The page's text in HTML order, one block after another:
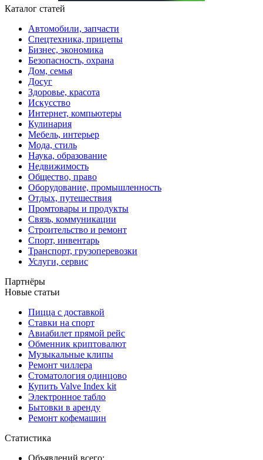
Каталог статей
Автомобили, запчасти
Спецтехника, прицепы
Бизнес, экономика
Безопасность, охрана
Дом, семья
Досуг
Здоровье, красота
Искусство
Интернет, компьютеры
Кулинария
Мебель, интерьер
Мода, стиль
Наука, образование
Недвижимость
Общество, право
Оборудование, промышленность
Отдых, путешествия
Промтовары и продукты
Связь, коммуникации
Строительство и ремонт
Спорт, инвентарь
Транспорт, грузоперевозки
Услуги, сервис
Партнёры
Новые статьи
Пицца с доставкой
Ставки на спорт
Авиабилет прямой рейс
Обменник криптовалют
Музыкальные клипы
Ремонт чиллера
Стоматология одинцово
Купить Valve Index kit
Электронное табло
Бытовки в аренду
Ремонт кофемашин
Статистика
Объявлений всего: